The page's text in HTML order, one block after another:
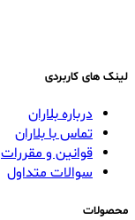
لینک های کاربردی
درباره بلاران
تماس با بلاران
قوانین و مقررات
سوالات متداول
محصولات